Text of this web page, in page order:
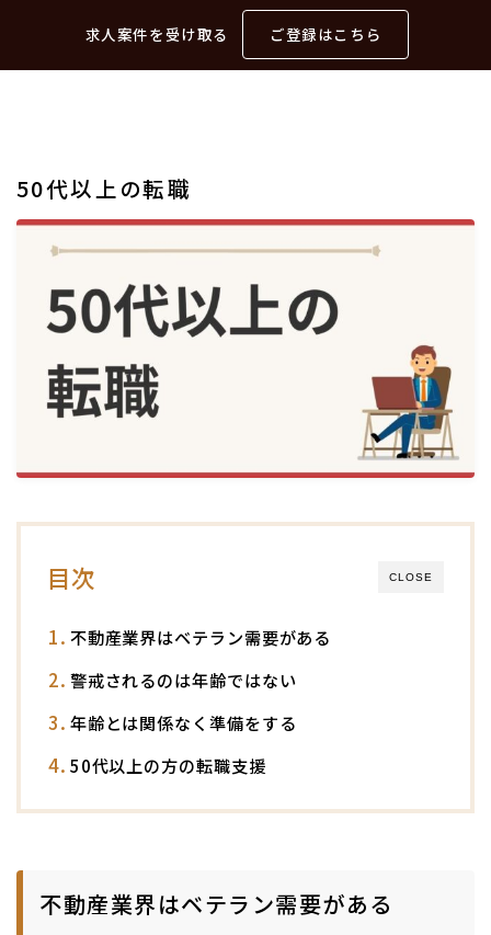
求人案件を受け取る ご登録はこちら
50代以上の転職
CLOSE
目次
不動産業界はベテラン需要がある
警戒されるのは年齢ではない
年齢とは関係なく準備をする
50代以上の方の転職支援
不動産業界はベテラン需要がある